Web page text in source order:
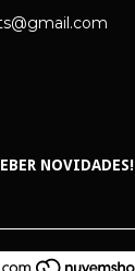
NOVIDADES!